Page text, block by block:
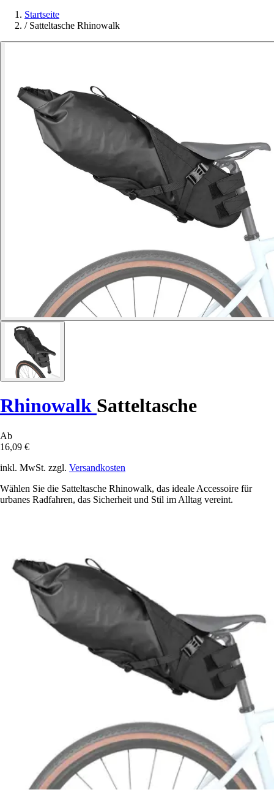
Startseite
/ Satteltasche Rhinowalk
Rhinowalk Satteltasche
Ab
16,09 €
inkl. MwSt. zzgl. Versandkosten
Wählen Sie die Satteltasche Rhinowalk, das ideale Accessoire für
urbanes Radfahren, das Sicherheit und Stil im Alltag vereint.